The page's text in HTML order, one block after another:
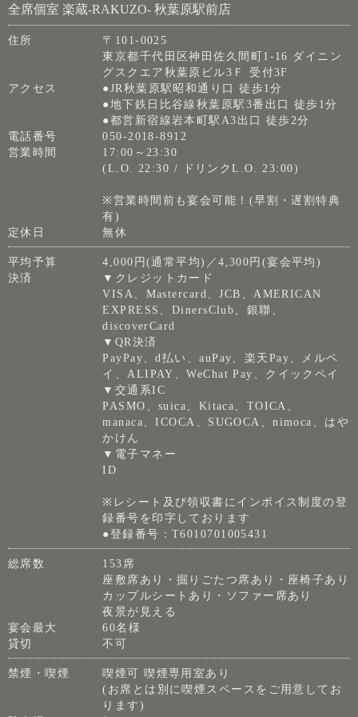
全席個室 楽蔵‐RAKUZO‐ 秋葉原駅前店
住所
〒101-0025
東京都千代田区神田佐久間町1-16 ダイニン
グスクエア秋葉原ビル3Ｆ 受付3F
アクセス
●JR秋葉原駅昭和通り口 徒歩1分
●地下鉄日比谷線秋葉原駅3番出口 徒歩1分
●都営新宿線岩本町駅A3出口 徒歩2分
電話番号
050-2018-8912
営業時間
17:00～23:30
(L.O. 22:30 / ドリンクL.O. 23:00)
※営業時間前も宴会可能！(早割・遅割特典
有)
定休日
無休
平均予算
4,000円(通常平均)／4,300円(宴会平均)
決済
▼クレジットカード
VISA、Mastercard、JCB、AMERICAN
EXPRESS、DinersClub、銀聯、
discoverCard
▼QR決済
PayPay、d払い、auPay、楽天Pay、メルペ
イ、ALIPAY、WeChat Pay、クイックペイ
▼交通系IC
PASMO、suica、Kitaca、TOICA、
manaca、ICOCA、SUGOCA、nimoca、はや
かけん
▼電子マネー
ID
※レシート及び領収書にインボイス制度の登
録番号を印字しております
●登録番号：T6010701005431
総席数
153席
座敷席あり・掘りごたつ席あり・座椅子あり
カップルシートあり・ソファー席あり
夜景が見える
宴会最大
60名様
貸切
不可
禁煙・喫煙
喫煙可 喫煙専用室あり
(お席とは別に喫煙スペースをご用意してお
ります)